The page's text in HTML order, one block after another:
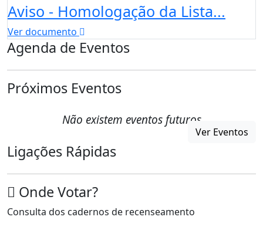
Aviso - Homologação da Lista...
Ver documento
Agenda de Eventos
Próximos Eventos
Não existem eventos futuros
Ver Eventos
Ligações Rápidas
Onde Votar?
Consulta dos cadernos de recenseamento